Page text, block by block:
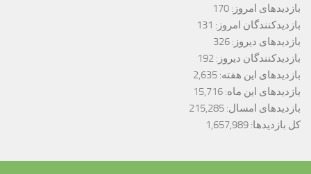
بازدیدهای امروز: 170
بازدیدکنندگان امروز: 131
بازدیدهای دیروز: 326
بازدیدکنندگان دیروز: 192
بازدیدهای این هفته: 2,635
بازدیدهای این ماه: 15,716
بازدیدهای امسال: 215,285
کل بازدیدها: 1,657,989